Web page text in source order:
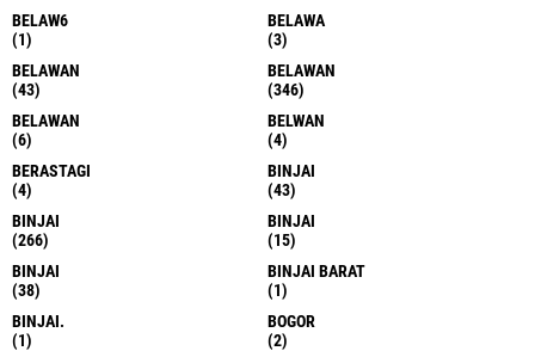
BELAW6
(1)
BELAWA
(3)
BELAWAN
(43)
BELAWAN
(346)
BELAWAN
(6)
BELWAN
(4)
BERASTAGI
(4)
BINJAI
(43)
BINJAI
(266)
BINJAI
(15)
BINJAI
(38)
BINJAI BARAT
(1)
BINJAI.
(1)
BOGOR
(2)